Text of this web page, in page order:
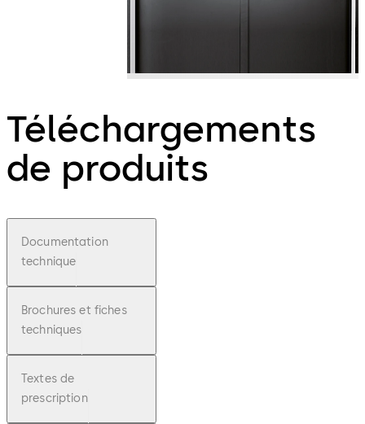
Téléchargements
de produits
Documentation
technique
Brochures et fiches
techniques
Textes de
prescription